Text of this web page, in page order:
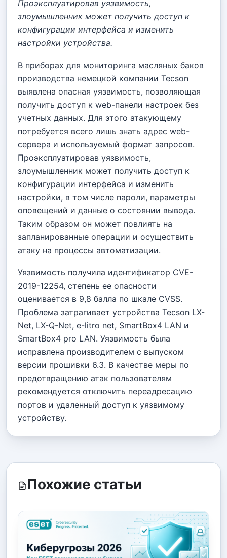
Проэксплуатировав уязвимость,
злоумышленник может получить доступ к
конфигурации интерфейса и изменить
настройки устройства.
В приборах для мониторинга масляных баков
производства немецкой компании Tecson
выявлена опасная уязвимость, позволяющая
получить доступ к web-панели настроек без
учетных данных. Для этого атакующему
потребуется всего лишь знать адрес web-
сервера и используемый формат запросов.
Проэксплуатировав уязвимость,
злоумышленник может получить доступ к
конфигурации интерфейса и изменить
настройки, в том числе пароли, параметры
оповещений и данные о состоянии вывода.
Таким образом он может повлиять на
запланированные операции и осуществить
атаку на процессы автоматизации.
Уязвимость получила идентификатор CVE-
2019-12254, степень ее опасности
оценивается в 9,8 балла по шкале CVSS.
Проблема затрагивает устройства Tecson LX-
Net, LX-Q-Net, e-litro net, SmartBox4 LAN и
SmartBox4 pro LAN. Уязвимость была
исправлена производителем с выпуском
версии прошивки 6.3. В качестве меры по
предотвращению атак пользователям
рекомендуется отключить переадресацию
портов и удаленный доступ к уязвимому
устройству.
Похожие статьи